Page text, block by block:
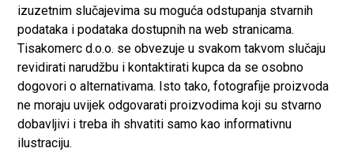
izuzetnim slučajevima su moguća odstupanja stvarnih
podataka i podataka dostupnih na web stranicama.
Tisakomerc d.o.o. se obvezuje u svakom takvom slučaju
revidirati narudžbu i kontaktirati kupca da se osobno
dogovori o alternativama. Isto tako, fotografije proizvoda
ne moraju uvijek odgovarati proizvodima koji su stvarno
dobavljivi i treba ih shvatiti samo kao informativnu
ilustraciju.